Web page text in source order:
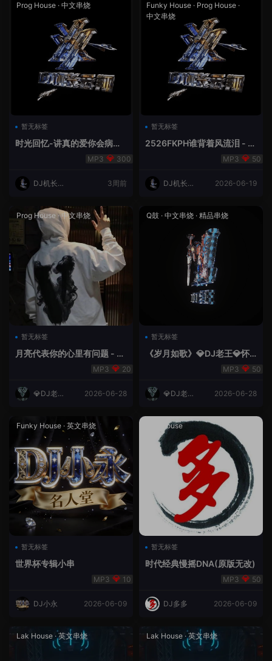
Prog House · 中文串烧
暂无标签
时光回忆-讲真的爱你会病变
300
DJ机长云
3周前
Funky House · Prog House ·
中文串烧
暂无标签
2526FKPH谁背着风流泪 - D
50
DJ机长云
2026-06-19
Prog House ·中文串烧
暂无标签
月亮代表你的心里有问题 - 小
20
💎DJ老王
2026-06-28
Q鼓 · 中文串烧 · 精品串烧
暂无标签
《岁月如歌》💎DJ老王💎怀
50
💎DJ老王
2026-06-28
Funky House · 英文串烧
暂无标签
世界杯专辑小串
10
DJ小永 2026-06-09
成都House
暂无标签
时代经典慢摇DNA(原版无改)
50
DJ多多 2026-06-09
Lak House ·英文串烧 Lak House ·英文串烧